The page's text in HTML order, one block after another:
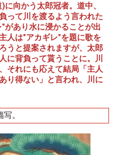
向かう太郎冠者。道中、
って川を渡るよう言われた
があり水に浸かることが出
人は"アカギレ"を題に歌を
うと提案されますが、太郎
に背負って貰うことに。川
それにも応えて結局「主人
り得ない」と言われ、川に
。